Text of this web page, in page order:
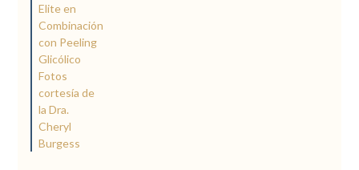
Elite en
Combinación
con Peeling
Glicólico
Fotos
cortesía de
la Dra.
Cheryl
Burgess